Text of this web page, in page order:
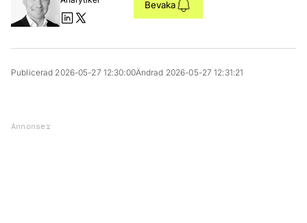
Bevaka
Publicerad 2026-05-27 12:30:00Ändrad 2026-05-27 12:31:21
Annonser